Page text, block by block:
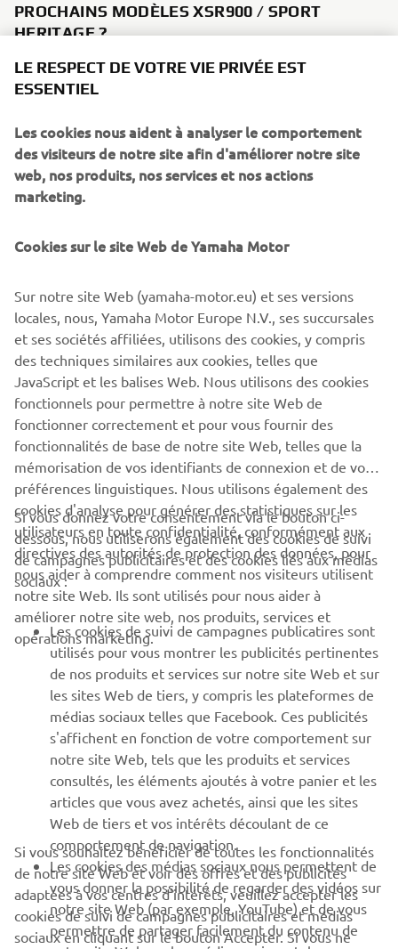
PROCHAINS MODÈLES XSR900 / SPORT
HERITAGE ?
J’aimerais que la gamme XSR soit déclinée en version SP,
je pense que cela améliorerait encore la conduite.
SI VOUS POUVIEZ AVOIR UNE YAMAHA DE
RÊVE PARMI CELLES QUI ONT MARQUÉ
L’HISTOIRE DE LA MARQUE, QUELLE SERAIT-
ELLE ET POURQUOI ?
Je crois que j’ai déjà la moto Yamaha de mes rêves ! C’est
j’aimerais beaucoup avoir une Yamaha Ténéré 700. Cette
moto paraît indestructible, c’est la machine parfaite pour
parcourir le monde sur route et hors route.
DÉCOUVREZ LA XSR900
CORPORATE
PROS & B2B
PLUS YAMAHA
SUPPORT
NEWSLETTER
Découvrez en exclusivité les dernières offres, les événements
spéciaux, les nouveautés et bien plus encore
S'ABONNER
LE RESPECT DE VOTRE VIE PRIVÉE EST
ESSENTIEL
Les cookies nous aident à analyser le comportement
des visiteurs de notre site afin d'améliorer notre site
web, nos produits, nos services et nos actions
marketing.
Cookies sur le site Web de Yamaha Motor
Sur notre site Web (yamaha-motor.eu) et ses versions
locales, nous, Yamaha Motor Europe N.V., ses succursales
et ses sociétés affiliées, utilisons des cookies, y compris
des techniques similaires aux cookies, telles que
JavaScript et les balises Web. Nous utilisons des cookies
fonctionnels pour permettre à notre site Web de
fonctionner correctement et pour vous fournir des
fonctionnalités de base de notre site Web, telles que la
mémorisation de vos identifiants de connexion et de vos
préférences linguistiques. Nous utilisons également des
cookies d'analyse pour générer des statistiques sur les
utilisateurs en toute confidentialité, conformément aux
directives des autorités de protection des données, pour
nous aider à comprendre comment nos visiteurs utilisent
notre site Web. Ils sont utilisés pour nous aider à
améliorer notre site web, nos produits, services et
opérations marketing.
Si vous donnez votre consentement via le bouton ci-
dessous, nous utiliserons également des cookies de suivi
de campagnes publicitaires et des cookies liés aux médias
sociaux :
Les cookies de suivi de campagnes publicatires sont
utilisés pour vous montrer les publicités pertinentes
de nos produits et services sur notre site Web et sur
les sites Web de tiers, y compris les plateformes de
médias sociaux telles que Facebook. Ces publicités
s'affichent en fonction de votre comportement sur
notre site Web, tels que les produits et services
consultés, les éléments ajoutés à votre panier et les
articles que vous avez achetés, ainsi que les sites
Web de tiers et vos intérêts découlant de ce
comportement de navigation.
Les cookies des médias sociaux nous permettent de
vous donner la possibilité de regarder des vidéos sur
notre site Web (par exemple, YouTube) et de vous
permettre de partager facilement du contenu de
Si vous souhaitez bénéficier de toutes les fonctionnalités
de notre site Web et voir des offres et des publicités
adaptées à vos centres d'intérêts, veuillez accepter les
cookies de suivi de campagnes publicitaires et médias
sociaux en cliquant sur le bouton Accepter. Si vous ne